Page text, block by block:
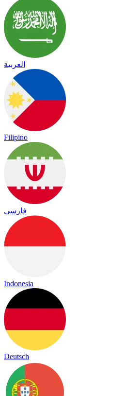
العربية
Filipino
فارسی
Indonesia
Deutsch